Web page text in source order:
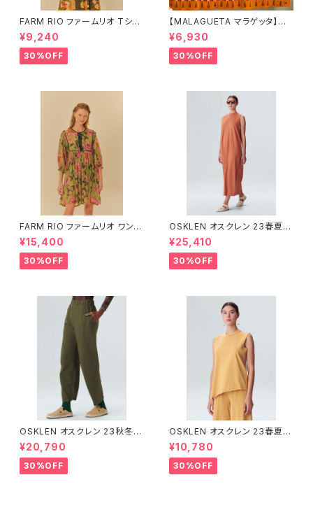
FARM RIO ファームリオ Tシャ
ツ HOHOHO
¥9,240
30%OFF
【MALAGUETA マラゲッタ】カ
ンガ TROPICAL
¥6,930
30%OFF
FARM RIO ファームリオ ワンピ
ース Aurora Floral
¥15,400
30%OFF
OSKLEN オスクレン 23春夏
ワンピース 1088-67330
¥25,410
30%OFF
OSKLEN オスクレン 23秋冬
ボトムス 1041-66127
¥20,790
30%OFF
OSKLEN オスクレン 23春夏 ト
ップス 1027-67292
¥10,780
30%OFF